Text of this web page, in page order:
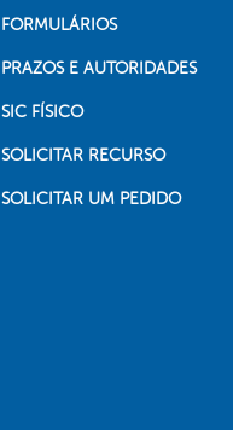
FORMULÁRIOS
PRAZOS E AUTORIDADES
SIC FÍSICO
SOLICITAR RECURSO
SOLICITAR UM PEDIDO